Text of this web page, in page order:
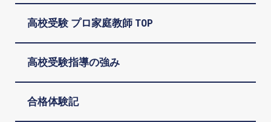
高校受験 プロ家庭教師 TOP
高校受験指導の強み
合格体験記